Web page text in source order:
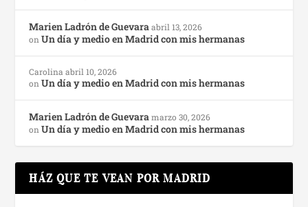
Marien Ladrón de Guevara abril 13, 2026
onUn día y medio en Madrid con mis hermanas
Carolina abril 10, 2026
onUn día y medio en Madrid con mis hermanas
Marien Ladrón de Guevara marzo 30, 2026
onUn día y medio en Madrid con mis hermanas
HÁZ QUE TE VEAN POR MADRID